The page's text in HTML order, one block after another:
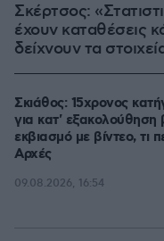
Σκέρτσος:
έχουν καταθέσεις
δείχνουν τα
Σκιάθος: 15χρονος
για κατ' εξακολούθηση
εκβιασμό με βίντεο, τι
Αρχές
09.08.2026, 16:54